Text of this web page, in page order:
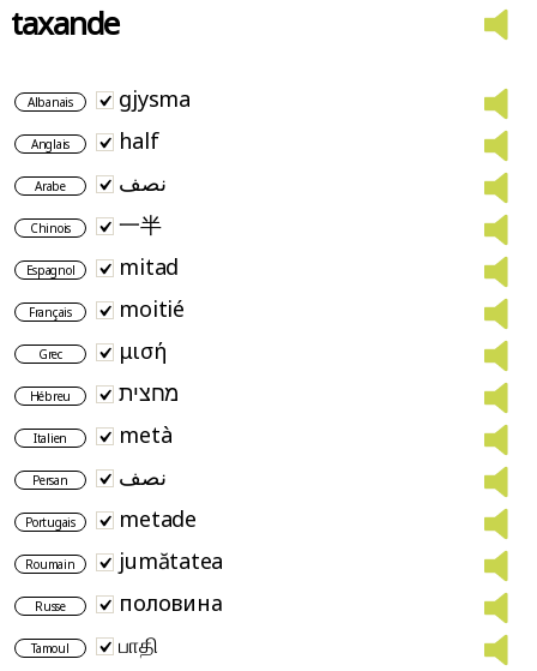
taxande
Albanais gjysma
Anglais half
Arabe نصف
Chinois 一半
Espagnol mitad
Français moitié
Grec μισή
Hébreu מחצית
Italien metà
Persan نصف
Portugais metade
Roumain jumătatea
Russe половина
Tamoul பாதி